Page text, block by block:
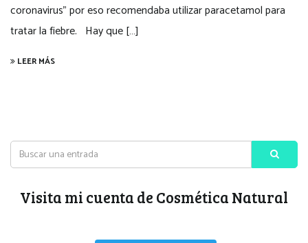
coronavirus” por eso recomendaba utilizar paracetamol para
tratar la fiebre. Hay que […]
LEER MÁS
Visita mi cuenta de Cosmética Natural